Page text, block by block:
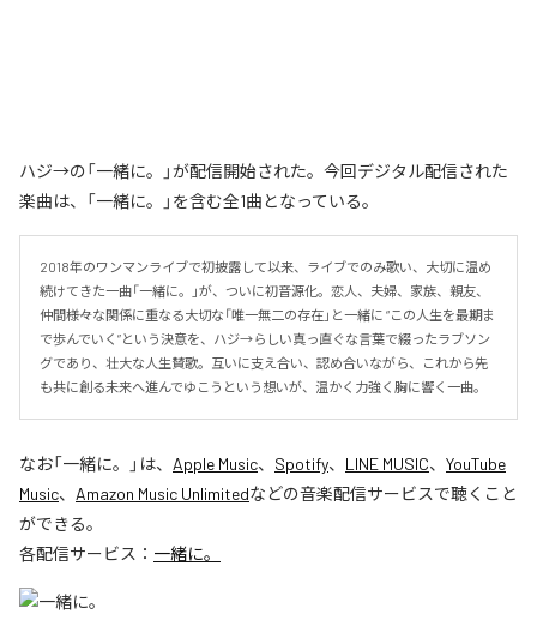
ハジ→の「一緒に。」が配信開始された。今回デジタル配信された
楽曲は、「一緒に。」を含む全1曲となっている。
2018年のワンマンライブで初披露して以来、ライブでのみ歌い、大切に温め
続けてきた一曲「一緒に。」が、ついに初音源化。恋人、夫婦、家族、親友、
仲間――様々な関係に重なる大切な「唯一無二の存在」と一緒に “この人生を最期ま
で歩んでいく”という決意を、ハジ→らしい真っ直ぐな言葉で綴ったラブソン
グであり、壮大な人生賛歌。互いに支え合い、認め合いながら、これから先
も共に創る未来へ進んでゆこうという想いが、温かく力強く胸に響く一曲。
なお「一緒に。 」は、 Apple Music、 Spotify、 LINE MUSIC、 YouTube
Music、 Amazon Music Unlimitedなどの音楽配信サービスで聴くこと
ができる。
各配信サービス： 一緒に。